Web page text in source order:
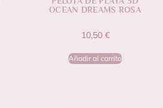
OCEAN DREAMS ROSA
10,50 €
Añadir al carrito